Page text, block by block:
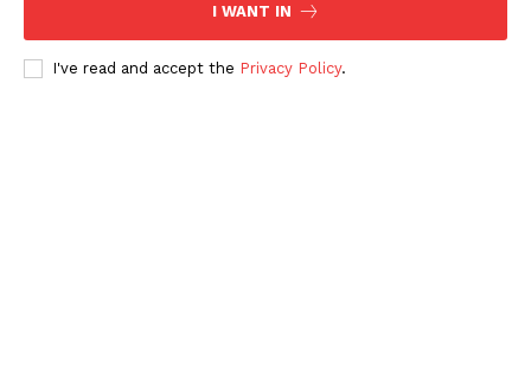
I WANT IN
I've read and accept the Privacy Policy.